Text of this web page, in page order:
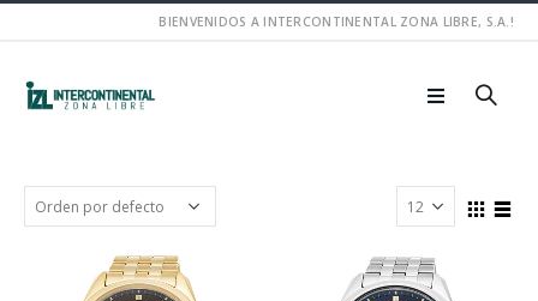
BIENVENIDOS A INTERCONTINENTAL ZONA LIBRE, S.A.!